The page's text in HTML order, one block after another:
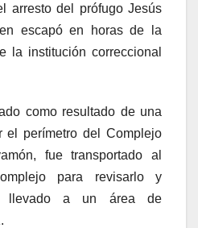
arresto del prófugo Jesús
escapó en horas de la
la institución correccional
como resultado de una
el perímetro del Complejo
fue transportado al
para revisarlo y
llevado a un área de